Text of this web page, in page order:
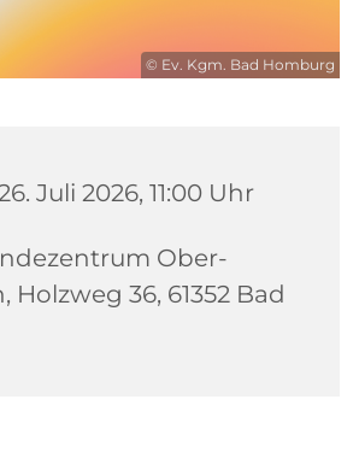
© Ev. Kgm. Bad Homburg
Juli 2026, 11:00 Uhr
Ober-
Holzweg 36, 61352 Bad